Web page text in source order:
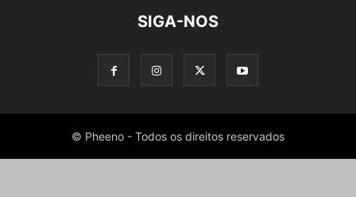
SIGA-NOS
© Pheeno - Todos os direitos reservados